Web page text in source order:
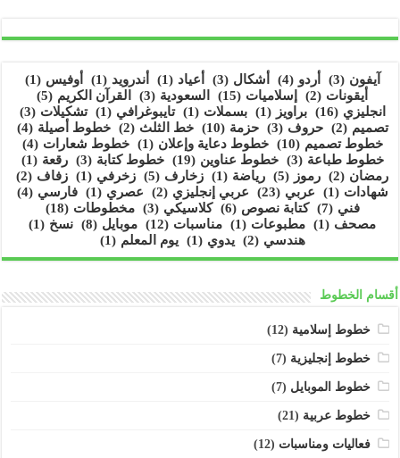
آيفون (3) أردو (4) أشكال (3) أعياد (1) أندرويد (1) أوفيس (1)
أيقونات (2) إسلاميات (15) السعودية (3) القرآن الكريم (5)
انجليزي (16) براويز (1) بسملات (1) تايبوغرافي (1) تشكيلات (3)
تصميم (2) حروف (3) حزمة (10) خط الثلث (2) خطوط أصيلة (4)
خطوط تصميم (10) خطوط دعاية وإعلان (1) خطوط شعارات (4)
خطوط طباعة (3) خطوط عناوين (19) خطوط كتابة (3) رقعة (1)
رمضان (2) رموز (5) رياضة (1) زخارف (5) زخرفي (1) زفاف (2)
شهادات (1) عربي (23) عربي إنجليزي (2) عصري (1) فارسي (4)
فني (7) كتابة نصوص (6) كلاسيكي (3) مخطوطات (18)
مصحف (1) مطبوعات (1) مناسبات (12) موبايل (8) نسخ (1)
هندسي (2) يدوي (1) يوم المعلم (1)
أقسام الخطوط
خطوط إسلامية (12)
خطوط إنجليزية (7)
خطوط الموبايل (7)
خطوط عربية (21)
فعاليات ومناسبات (12)